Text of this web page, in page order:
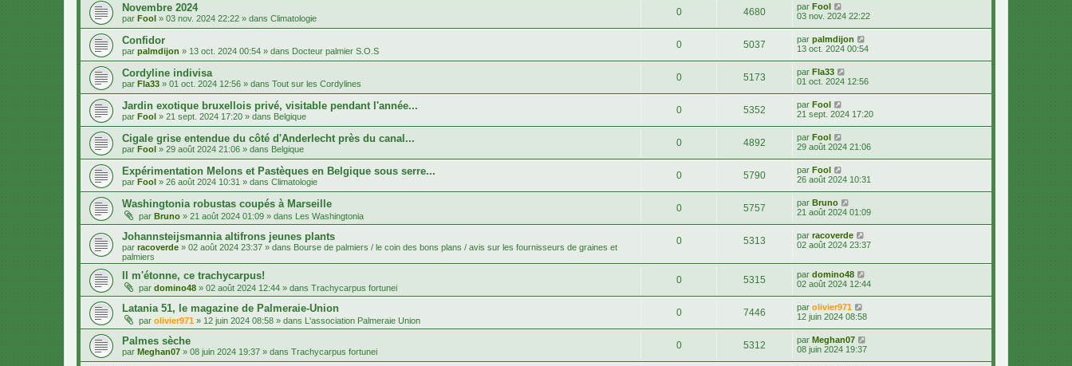
Novembre 2024
par Fool » 03 nov. 2024 22:22 » dans Climatologie
0 4680 par Fool
03 nov. 2024 22:22
Confidor
par palmdijon » 13 oct. 2024 00:54 » dans Docteur palmier S.O.S
0 5037 par palmdijon
13 oct. 2024 00:54
Cordyline indivisa
par Fla33 » 01 oct. 2024 12:56 » dans Tout sur les Cordylines
0 5173 par Fla33
01 oct. 2024 12:56
Jardin exotique bruxellois privé, visitable pendant l'année...
par Fool » 21 sept. 2024 17:20 » dans Belgique
0 5352 par Fool
21 sept. 2024 17:20
Cigale grise entendue du côté d'Anderlecht près du canal...
par Fool » 29 août 2024 21:06 » dans Belgique
0 4892 par Fool
29 août 2024 21:06
Expérimentation Melons et Pastèques en Belgique sous serre...
par Fool » 26 août 2024 10:31 » dans Climatologie
0 5790 par Fool
26 août 2024 10:31
Washingtonia robustas coupés à Marseille
par Bruno » 21 août 2024 01:09 » dans Les Washingtonia
0 5757 par Bruno
21 août 2024 01:09
Johannsteijsmannia altifrons jeunes plants
par racoverde » 02 août 2024 23:37 » dans Bourse de palmiers / le coin des bons plans / avis sur les fournisseurs de graines et
palmiers
0 5313 par racoverde
02 août 2024 23:37
Il m'étonne, ce trachycarpus!
par domino48 » 02 août 2024 12:44 » dans Trachycarpus fortunei
0 5315 par domino48
02 août 2024 12:44
Latania 51, le magazine de Palmeraie-Union
par olivier971 » 12 juin 2024 08:58 » dans L'association Palmeraie Union
0 7446 par olivier971
12 juin 2024 08:58
Palmes sèche
par Meghan07 » 08 juin 2024 19:37 » dans Trachycarpus fortunei
0 5312 par Meghan07
08 juin 2024 19:37